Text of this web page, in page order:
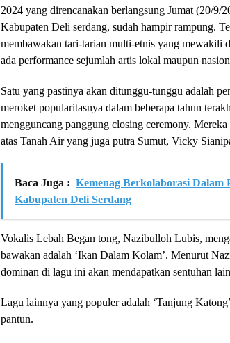
2024 yang direncanakan berlangsung Jumat (20/9/
Kabupaten Deli serdang, sudah hampir rampung.
membawakan tari-tarian multi-etnis yang mewakili
ada performance sejumlah artis lokal maupun
Satu yang pastinya akan ditunggu-tunggu adalah
meroket popularitasnya dalam beberapa tahun
mengguncang panggung closing ceremony.
atas Tanah Air yang juga putra Sumut, Vicky
Baca Juga : Kemenag Berkolaborasi Dalam
Kabupaten Deli Serdang
Vokalis Lebah Began tong, Nazibulloh Lubis,
bawakan adalah ‘Ikan Dalam Kolam’. Menurut
dominan di lagu ini akan mendapatkan sentuhan
Lagu lainnya yang populer adalah ‘Tanjung
pantun.